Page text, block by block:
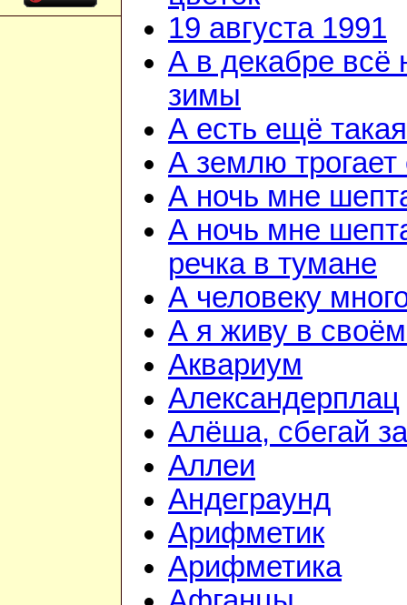
19 августа 1991
А в декабре всё
зимы
А есть ещё
А землю трогает
А ночь мне
А ночь мне
речка в тумане
А человеку
А я живу в своём
Аквариум
Александерплац
Алёша, сбегай
Аллеи
Андеграунд
Арифметик
Арифметика